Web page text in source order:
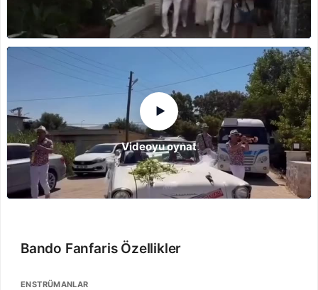
▶
Videoyu oynat
Bando Fanfaris Özellikler
ENSTRÜMANLAR